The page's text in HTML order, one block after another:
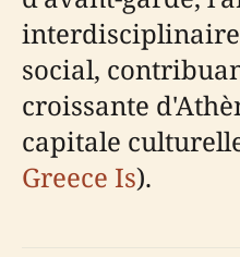
social,
croissante
capitale
Greece Is).